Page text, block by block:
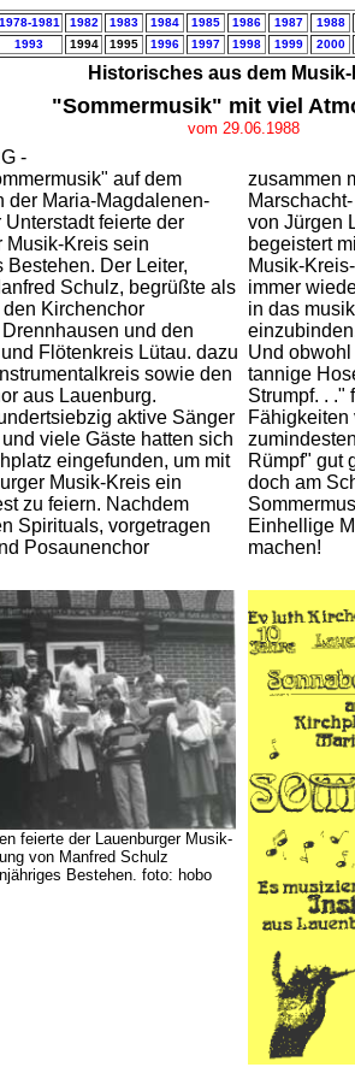
1978-1981 1982 1983 1984 1985 1986 1987 1988
1993 1994 1995 1996 1997 1998 1999 2000
Historisches aus dem
"Sommermusik" mit viel
vom 29.06.1988
-
auf dem
der Maria-Magdalenen-
Unterstadt feierte der
Musik-Kreis sein
Bestehen. Der Leiter,
Schulz, begrüßte als
Kirchenchor
und den
Flötenkreis Lütau. dazu
sowie den
aus Lauenburg.
aktive Sänger
viele Gäste hatten sich
eingefunden, um mit
Musik-Kreis ein
zu feiern. Nachdem
Spirituals, vorgetragen
Posaunenchor
zusammen
von Jürgen
begeistert
Musik-
immer
in das
Und
tannige
Strumpf. . ."
Fähigkeiten
Rümpf" gut
doch am
Einhellige
machen!
feierte der Lauenburger Musik-
von Manfred Schulz
Bestehen. foto: hobo